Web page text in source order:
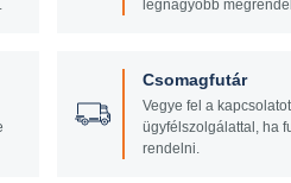
legnagyobb
Csomagfutár
Vegye fel a
ügyfélszolgálattal, ha
rendelni.